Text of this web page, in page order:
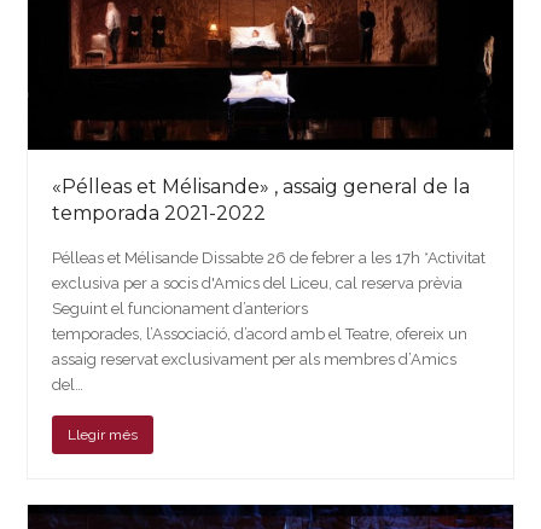
«Pélleas et Mélisande» , assaig general de la
temporada 2021-2022
Pélleas et Mélisande Dissabte 26 de febrer a les 17h *Activitat
exclusiva per a socis d'Amics del Liceu, cal reserva prèvia
Seguint el funcionament d’anteriors
temporades, l’Associació, d’acord amb el Teatre, ofereix un
assaig reservat exclusivament per als membres d’Amics
del…
Llegir més